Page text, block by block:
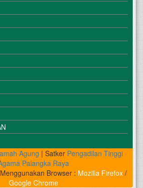
Agung | Satker Pengadilan Tinggi
Palangka Raya
Browser : Mozilla Firefox/
Google Chrome